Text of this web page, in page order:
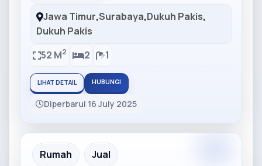
Jawa Timur,Surabaya,Dukuh Pakis,
Dukuh Pakis
52 M2 2 1
LIHAT DETAIL HUBUNGI
Diperbarui 16 July 2025
Partner Ad
Rumah Jual